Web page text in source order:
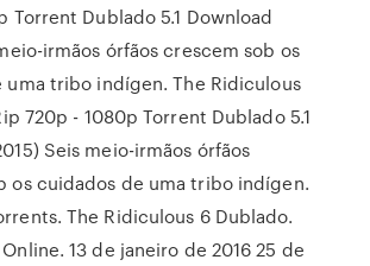
Torrent Dublado 5.1 Download
irmãos órfãos crescem sob os
uma tribo indígen. The Ridiculous
720p - 1080p Torrent Dublado 5.1
Seis meio-irmãos órfãos
os cuidados de uma tribo indígen.
The Ridiculous 6 Dublado.
13 de janeiro de 2016 25 de